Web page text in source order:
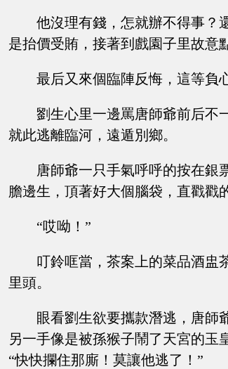
他沒理有錢，怎就辦不得事？
是抬價受賄，接著到戲園子里故意
最后又來個臨陣反悔，這等負
劉生心里一邊罵唐師爺前后不
就此逃離臨河，遠遁別鄉。
唐師爺一只手氣呼呼的按在銀
膽邊生，頂著好大個腦袋，直戳戳
“哎呦！”
叮鈴哐當，茶案上的菜品酒盅
里頭。
眼看劉生欲要攜款潛逃，唐師
另一手像是被孫猴子鬧了天宮的玉
“快快攔住那廝！莫讓他逃了！”